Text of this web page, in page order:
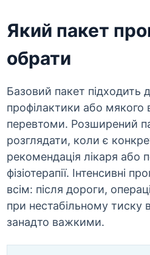
Який пакет
обрати
Базовий пакет підходить
профілактики або мякого
перевтоми. Розширений
розглядати, коли є
рекомендація лікаря або
фізіотерапії. Інтенсивні
всім: після дороги,
при нестабільному
занадто важкими.